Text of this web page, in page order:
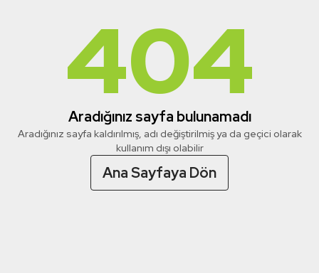
404
Aradığınız sayfa bulunamadı
Aradığınız sayfa kaldırılmış, adı değiştirilmiş ya da geçici olarak
kullanım dışı olabilir
Ana Sayfaya Dön